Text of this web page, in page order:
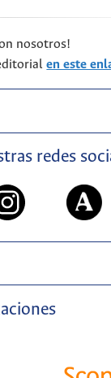
nosotros!
en este
redes